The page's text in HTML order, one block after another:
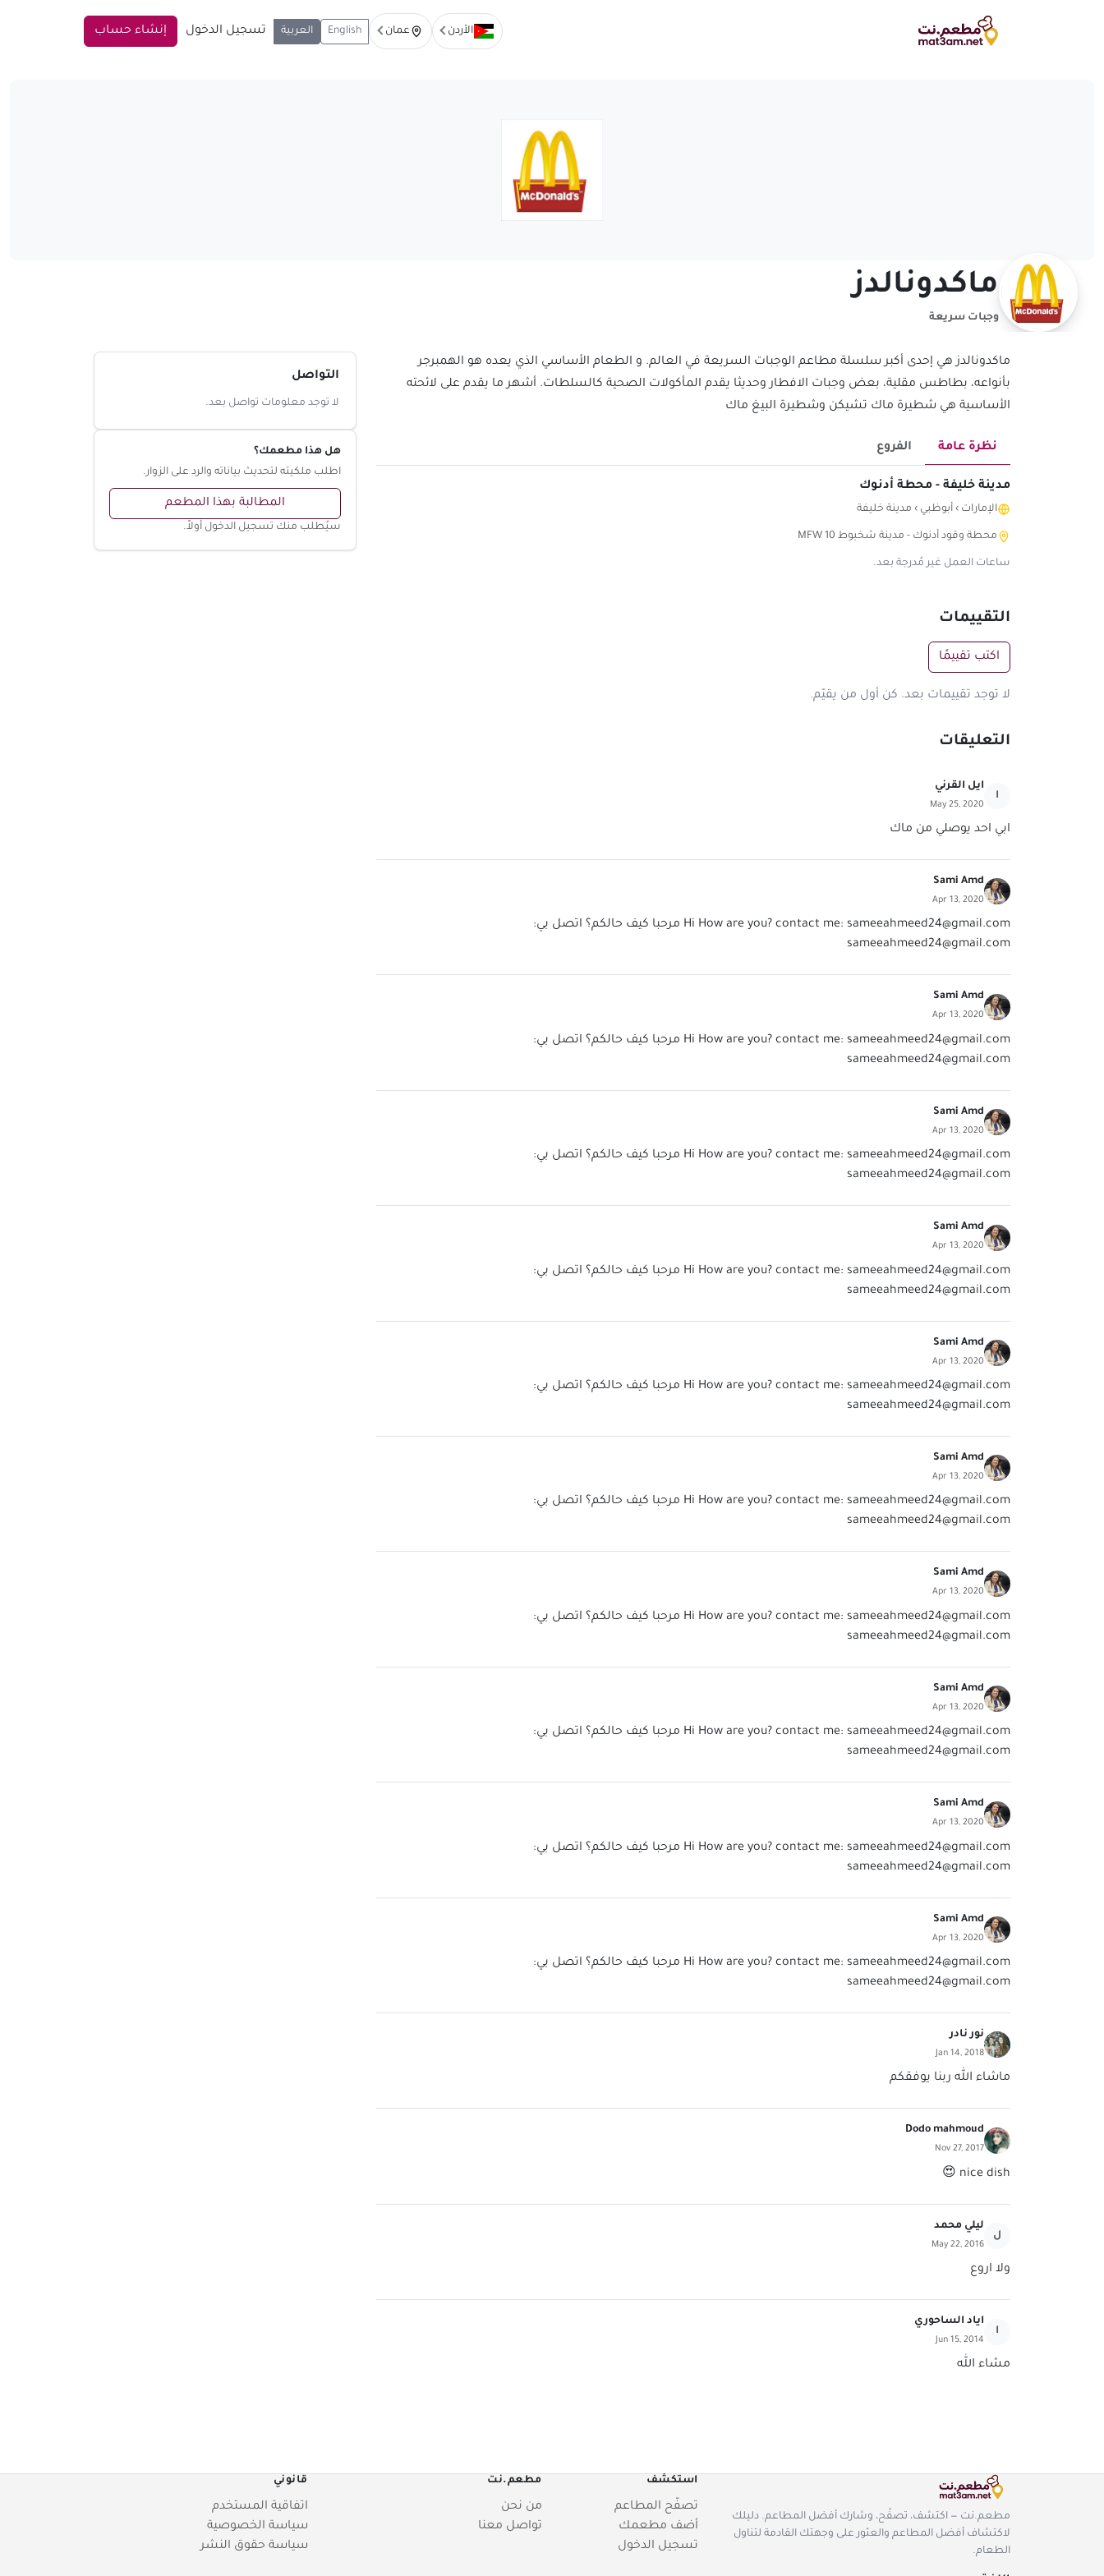
الأردن عمان English العربية تسجيل الدخول إنشاء حساب
ماكدونالدز
وجبات سريعة
ماكدونالدز هي إحدى أكبر سلسلة مطاعم الوجبات السريعة في العالم. و الطعام الأساسي الذي يعده هو الهمبرجر
بأنواعه، بطاطس مقلية، بعض وجبات الافطار وحديثا يقدم المأكولات الصحية كالسلطات. أشهر ما يقدم على لائحته
الأساسية هي شطيرة ماك تشيكن وشطيرة البيغ ماك
نظرة عامة الفروع
مدينة خليفة - محطة أدنوك
الإمارات › أبوظبي › مدينة خليفة
محطة وقود أدنوك - مدينة شخبوط MFW 10
ساعات العمل غير مُدرجة بعد.
التقييمات
اكتب تقييمًا
لا توجد تقييمات بعد. كن أول من يقيّم.
التعليقات
ا
ايل القرني
May 25, 2020
ابي احد يوصلي من ماك
Sami Amd
Apr 13, 2020
Hi How are you? contact me: sameeahmeed24@gmail.com
مرحبا كيف حالكم؟ اتصل بي:
sameeahmeed24@gmail.com
Sami Amd
Apr 13, 2020
Hi How are you? contact me: sameeahmeed24@gmail.com
مرحبا كيف حالكم؟ اتصل بي:
sameeahmeed24@gmail.com
Sami Amd
Apr 13, 2020
Hi How are you? contact me: sameeahmeed24@gmail.com
مرحبا كيف حالكم؟ اتصل بي:
sameeahmeed24@gmail.com
Sami Amd
Apr 13, 2020
Hi How are you? contact me: sameeahmeed24@gmail.com
مرحبا كيف حالكم؟ اتصل بي:
sameeahmeed24@gmail.com
Sami Amd
Apr 13, 2020
Hi How are you? contact me: sameeahmeed24@gmail.com
مرحبا كيف حالكم؟ اتصل بي:
sameeahmeed24@gmail.com
Sami Amd
Apr 13, 2020
Hi How are you? contact me: sameeahmeed24@gmail.com
مرحبا كيف حالكم؟ اتصل بي:
sameeahmeed24@gmail.com
Sami Amd
Apr 13, 2020
Hi How are you? contact me: sameeahmeed24@gmail.com
مرحبا كيف حالكم؟ اتصل بي:
sameeahmeed24@gmail.com
Sami Amd
Apr 13, 2020
Hi How are you? contact me: sameeahmeed24@gmail.com
مرحبا كيف حالكم؟ اتصل بي:
sameeahmeed24@gmail.com
Sami Amd
Apr 13, 2020
Hi How are you? contact me: sameeahmeed24@gmail.com
مرحبا كيف حالكم؟ اتصل بي:
sameeahmeed24@gmail.com
Sami Amd
Apr 13, 2020
Hi How are you? contact me: sameeahmeed24@gmail.com
مرحبا كيف حالكم؟ اتصل بي:
sameeahmeed24@gmail.com
نور نادر
Jan 14, 2018
ماشاء الله ربنا يوفقكم
Dodo mahmoud
Nov 27, 2017
nice dish 😍
ل
ليلي محمد
May 22, 2016
ولا اروع
ا
اياد الساحوري
Jun 15, 2014
مشاء الله
التواصل
لا توجد معلومات تواصل بعد.
هل هذا مطعمك؟
اطلب ملكيته لتحديث بياناته والرد على الزوار.
المطالبة بهذا المطعم
سيُطلب منك تسجيل الدخول أولاً.
مطعم.نت — اكتشف، تصفّح، وشارك أفضل المطاعم. دليلك
لاكتشاف أفضل المطاعم والعثور على وجهتك القادمة لتناول
الطعام.
استكشف
تصفّح المطاعم
أضف مطعمك
تسجيل الدخول
مطعم.نت
من نحن
تواصل معنا
قانوني
اتفاقية المستخدم
سياسة الخصوصية
سياسة حقوق النشر